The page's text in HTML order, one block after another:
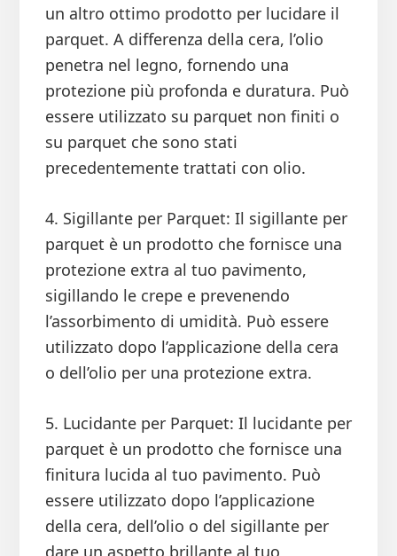
un altro ottimo prodotto per lucidare il
parquet. A differenza della cera, l’olio
penetra nel legno, fornendo una
protezione più profonda e duratura. Può
essere utilizzato su parquet non finiti o
su parquet che sono stati
precedentemente trattati con olio.
4. Sigillante per Parquet: Il sigillante per
parquet è un prodotto che fornisce una
protezione extra al tuo pavimento,
sigillando le crepe e prevenendo
l’assorbimento di umidità. Può essere
utilizzato dopo l’applicazione della cera
o dell’olio per una protezione extra.
5. Lucidante per Parquet: Il lucidante per
parquet è un prodotto che fornisce una
finitura lucida al tuo pavimento. Può
essere utilizzato dopo l’applicazione
della cera, dell’olio o del sigillante per